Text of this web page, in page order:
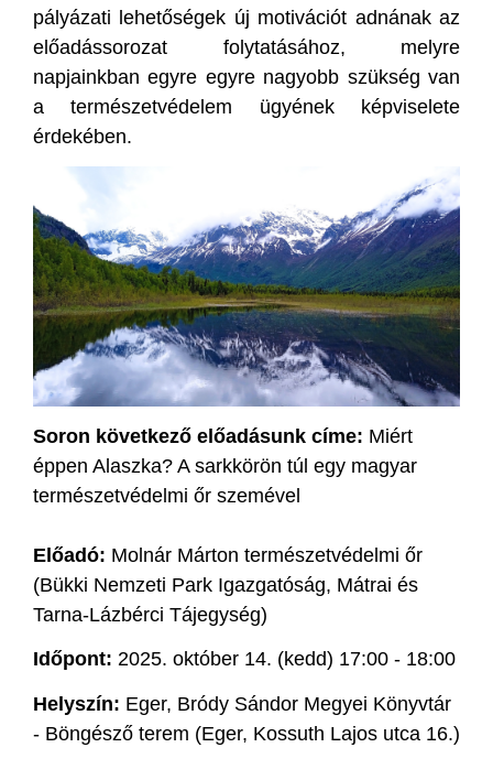
pályázati lehetőségek új motivációt adnának az
előadássorozat folytatásához, melyre
napjainkban egyre egyre nagyobb szükség van
a természetvédelem ügyének képviselete
érdekében.
Soron következő előadásunk címe: Miért
éppen Alaszka? A sarkkörön túl egy magyar
természetvédelmi őr szemével
Előadó: Molnár Márton természetvédelmi őr
(Bükki Nemzeti Park Igazgatóság, Mátrai és
Tarna-Lázbérci Tájegység)
Időpont: 2025. október 14. (kedd) 17:00 - 18:00
Helyszín: Eger, Bródy Sándor Megyei Könyvtár
- Böngésző terem (Eger, Kossuth Lajos utca 16.)